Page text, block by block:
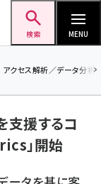
検索 MENU
アクセス解析／データ分析
支援するコ
」開始